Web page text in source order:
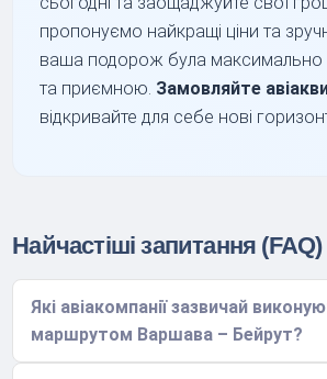
пропонуємо найкращі ціни та
ваша подорож була
та приємною. Замовляйте
відкривайте для себе нові
Найчастіші запитання (FAQ)
Які авіакомпанії зазвичай
маршрутом Варшава – Бейрут?